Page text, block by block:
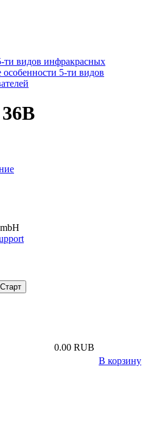
видов инфракрасных
5-ти видов
0.00 RUB
В корзину